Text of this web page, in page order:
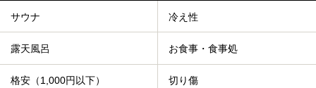
サウナ 冷え性
露天風呂 お食事・食事処
格安（1,000円以下） 切り傷